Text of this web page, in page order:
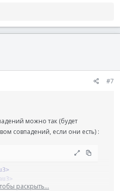
#7
можно так (будет
совпадений, если они есть) :
раскрыть...